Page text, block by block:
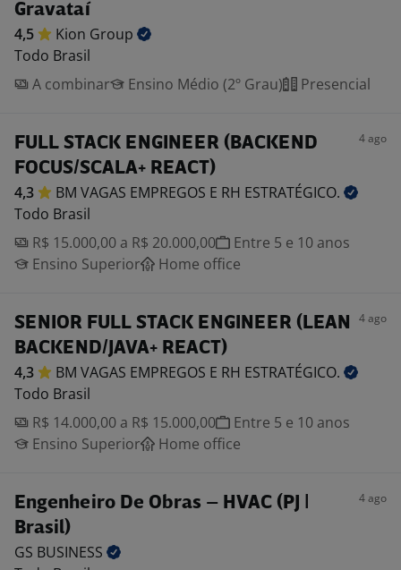
Gravataí
4,5 Kion Group
Todo Brasil
A combinar
Ensino Médio (2º Grau) Presencial
FULL STACK ENGINEER (BACKEND
FOCUS/SCALA+ REACT)
4 ago
4,3 BM VAGAS EMPREGOS E RH ESTRATÉGICO.
Todo Brasil
R$ 15.000,00 a R$ 20.000,00
Entre 5 e 10 anos
Ensino Superior
Home office
SENIOR FULL STACK ENGINEER (LEAN
BACKEND/JAVA+ REACT)
4 ago
4,3 BM VAGAS EMPREGOS E RH ESTRATÉGICO.
Todo Brasil
R$ 14.000,00 a R$ 15.000,00
Entre 5 e 10 anos
Ensino Superior
Home office
Engenheiro De Obras – HVAC (PJ |
Brasil)
4 ago
GS BUSINESS